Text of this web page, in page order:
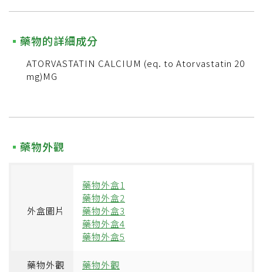
藥物的詳細成分
ATORVASTATIN CALCIUM (eq. to Atorvastatin 20
mg)MG
藥物外觀
外盒圖片
藥物外盒1
藥物外盒2
藥物外盒3
藥物外盒4
藥物外盒5
藥物外觀 藥物外觀